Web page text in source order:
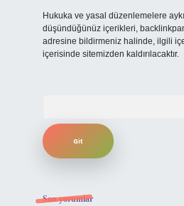
Hukuka ve yasal düzenlemelere
düşündüğünüz içerikleri,
adresine bildirmeniz halinde, ilgili
içerisinde sitemizden kaldırılacaktır.
Son yorumlar